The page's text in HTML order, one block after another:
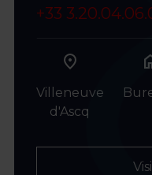
+33
Villeneuve
d'Ascq